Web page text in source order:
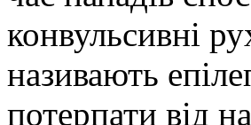
конвульсивні
називають
потерпати від